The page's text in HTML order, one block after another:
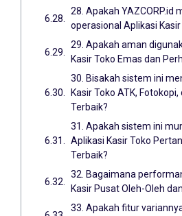
28. Apakah YAZCORP.id
operasional Aplikasi
29. Apakah aman
Kasir Toko Emas dan
30. Bisakah sistem ini
Kasir Toko ATK,
Terbaik?
31. Apakah sistem ini
Aplikasi Kasir Toko
Terbaik?
32. Bagaimana
Kasir Pusat Oleh-Oleh
33. Apakah fitur